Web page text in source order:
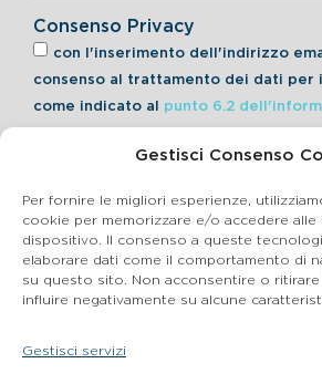
Gestisci Consenso
Per fornire le migliori esperienze,
cookie per memorizzare e/o accedere alle
dispositivo. Il consenso a queste
elaborare dati come il comportamento di
su questo sito. Non acconsentire o
influire negativamente su alcune
Gestisci servizi
Consenso Privacy
con l'inserimento dell'indirizzo
consenso al trattamento dei dati per
come indicato al punto 6.2
Iscriviti alla
Cookie Policy